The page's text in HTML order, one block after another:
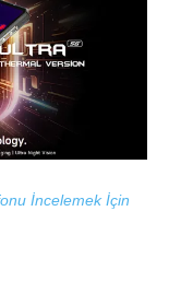
İncelemek İçin